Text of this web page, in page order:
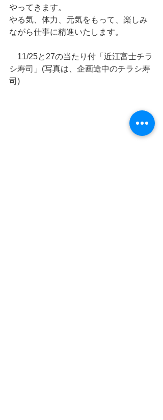
やってきます。
やる気、体力、元気をもって、楽しみ
ながら仕事に精進いたします。
11/25と27の当たり付「近江富士チラ
シ寿司」(写真は、企画途中のチラシ寿
司)